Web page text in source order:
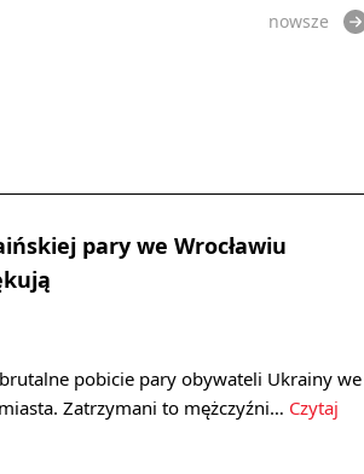
nowsze
pary we Wrocławiu
pobicie pary obywateli Ukrainy we
Zatrzymani to mężczyźni… Czytaj